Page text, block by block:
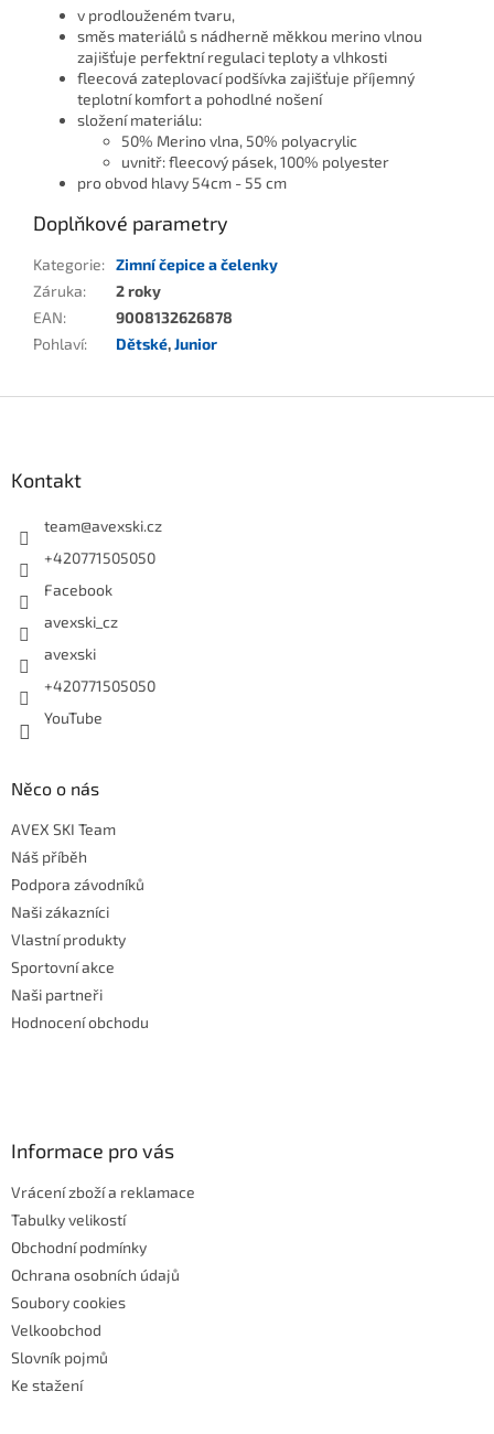
v prodlouženém tvaru,
směs materiálů s nádherně měkkou merino vlnou
zajišťuje perfektní regulaci teploty a vlhkosti
fleecová zateplovací podšívka zajišťuje příjemný
teplotní komfort a pohodlné nošení
složení materiálu:
50% Merino vlna, 50% polyacrylic
uvnitř: fleecový pásek, 100% polyester
pro obvod hlavy 54cm - 55 cm
Doplňkové parametry
Kategorie: Zimní čepice a čelenky
Záruka:
2 roky
EAN:
9008132626878
Pohlaví: Dětské,Junior
Kontakt
team@avexski.cz
+420771505050
Facebook
avexski_cz
avexski
+420771505050
YouTube
Něco o nás
AVEX SKI Team
Náš příběh
Podpora závodníků
Naši zákazníci
Vlastní produkty
Sportovní akce
Naši partneři
Hodnocení obchodu
Informace pro vás
Vrácení zboží a reklamace
Tabulky velikostí
Obchodní podmínky
Ochrana osobních údajů
Soubory cookies
Velkoobchod
Slovník pojmů
Ke stažení